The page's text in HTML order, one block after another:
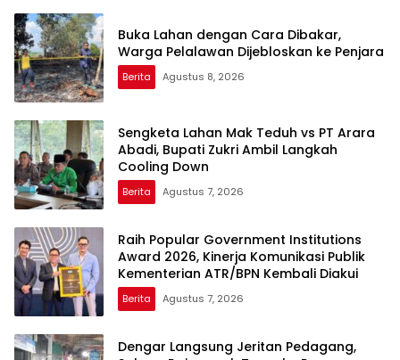
Buka Lahan dengan Cara Dibakar,
Warga Pelalawan Dijebloskan ke Penjara
Berita Agustus 8, 2026
Sengketa Lahan Mak Teduh vs PT Arara
Abadi, Bupati Zukri Ambil Langkah
Cooling Down
Berita Agustus 7, 2026
Raih Popular Government Institutions
Award 2026, Kinerja Komunikasi Publik
Kementerian ATR/BPN Kembali Diakui
Berita Agustus 7, 2026
Dengar Langsung Jeritan Pedagang,